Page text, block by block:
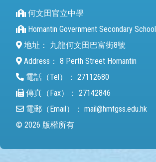
何文田官立中學
Homantin Government Secondary School
地址：
九龍何文田巴富街8號
Address： 8 Perth Street Homantin
電話（Tel）： 27112680
傳真（Fax）： 27142846
電郵（Email）： mail@hmtgss.edu.hk
© 2026 版權所有